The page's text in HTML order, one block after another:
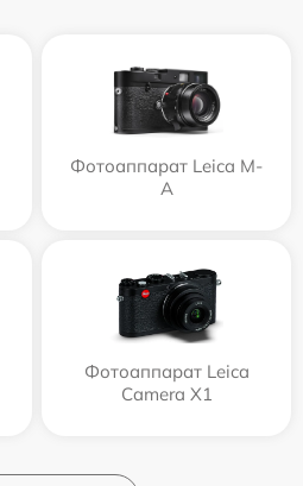
Фотоаппарат Leica M-
A
Фотоаппарат Leica
Camera X1